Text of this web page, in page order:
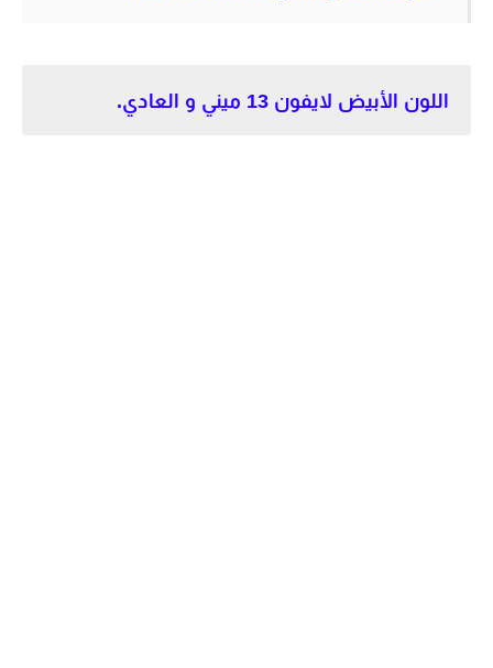
اللون الأبيض لايفون 13 ميني و العادي.